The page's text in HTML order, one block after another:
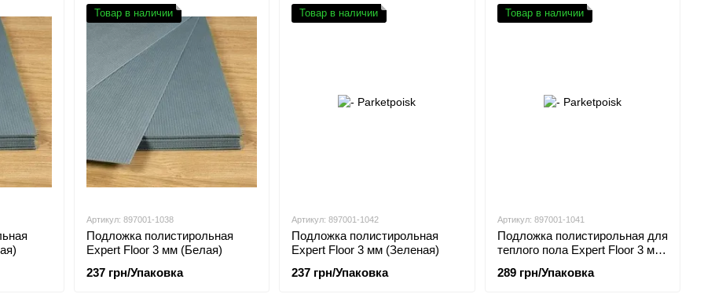
Товар в наличии
Артикул: 897001-1038
Подложка полистирольная
Expert Floor 3 мм (Белая)
237 грн/Упаковка
Товар в наличии
Артикул: 897001-1042
Подложка полистирольная
Expert Floor 3 мм (Зеленая)
237 грн/Упаковка
Товар в наличии
Артикул: 897001-1041
Подложка полистирольная для
теплого пола Expert Floor 3 мм
289 грн/Упаковка